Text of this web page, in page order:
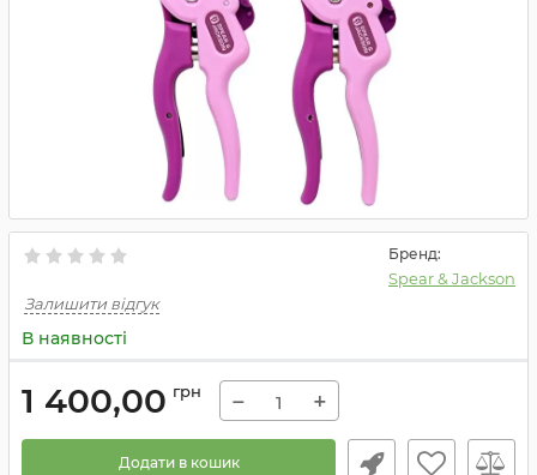
Бренд:
Spear & Jackson
Залишити відгук
В наявності
1 400,00 грн − +
Додати в кошик